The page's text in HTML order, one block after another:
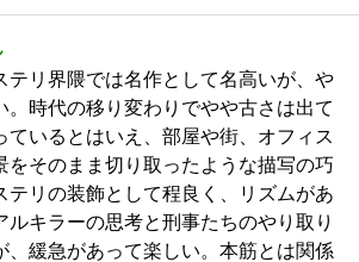
テリ界隈では名作として名高いが、や
。時代の移り変わりでやや古さは出て
ているとはいえ、部屋や街、オフィス
をそのまま切り取ったような描写の巧
テリの装飾として程良く、リズムがあ
ルキラーの思考と刑事たちのやり取り
、緩急があって楽しい。本筋とは関係